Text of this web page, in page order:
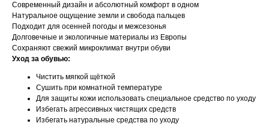
Современный дизайн и абсолютный комфорт в одном
Натуральное ощущение земли и свобода пальцев
Подходит для осенней погоды и межсезонья
Долговечные и экологичные материалы из Европы
Сохраняют свежий микроклимат внутри обуви
Уход за обувью:
Чистить мягкой щёткой
Сушить при комнатной температуре
Для защиты кожи использовать специальное средство по уходу
Избегать агрессивных чистящих средств
Избегать натуральные средства по уходу